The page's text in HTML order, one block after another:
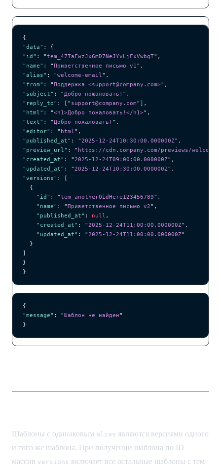
{
"data" : {
"id" : "tem_47TaFwzJx6mD7NeJYvLjFxVwbgT" ,
"name" : "Приветственное письмо v1" ,
"alias" : "welcome-email" ,
"from" : "Поддержка <support@company.com>" ,
"subject" : "Добро пожаловать! " ,
"reply_to" : [ " support@company.com" ],
"html" : "<h1>Добро пожаловать!</h1>" ,
"text" : "Добро пожаловать! " ,
"editor" : " html" ,
"published_at" : "2025-12-24T10:30:00.000000Z" ,
"preview_url" : " https://cdn.company.com/previews/
"created_at" : "2025-12-24T09:00:00.000000Z" ,
"updated_at" : "2025-12-24T10:30:00.000000Z" ,
"versions" : [
  {
    "id"
: "tem_anotherOidHere123456789" ,
    "name"
: "Приветственное письмо v2" ,
    "published_at"
: null ,
    "created_at"
: "2025-12-24T11:00:00.000000Z" ,
    "updated_at"
: "2025-12-24T11:00:00.000000Z"
  }
]
}
}
{
"message" : "Шаблон не найден"
}
Шаблоны с одинаковым alias являются версиями одного
и того же шаблона. При получении шаблона по ID
массив versions включает все остальные шаблоны с тем